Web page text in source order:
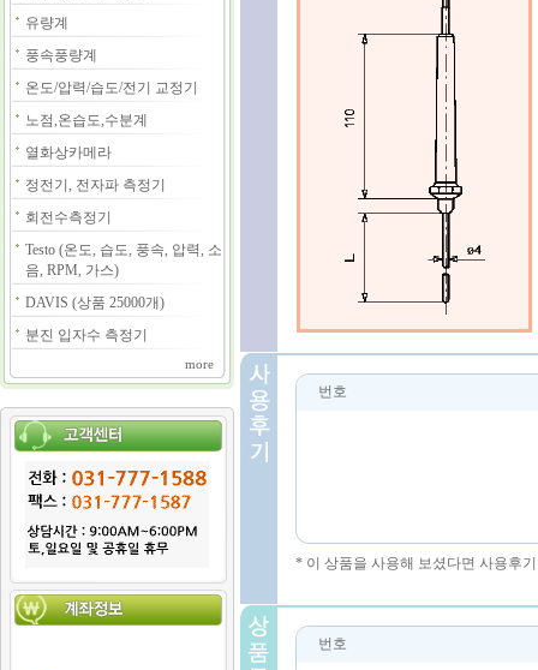
유량계
풍속풍량계
온도/압력/습도/전기 교정기
노점,온습도,수분계
열화상카메라
정전기, 전자파 측정기
회전수측정기
Testo (온도, 습도, 풍속, 압력, 소
음, RPM, 가스)
DAVIS (상품 25000개)
분진 입자수 측정기
more
번호
* 이 상품을 사용해 보셨다면 사용후
번호